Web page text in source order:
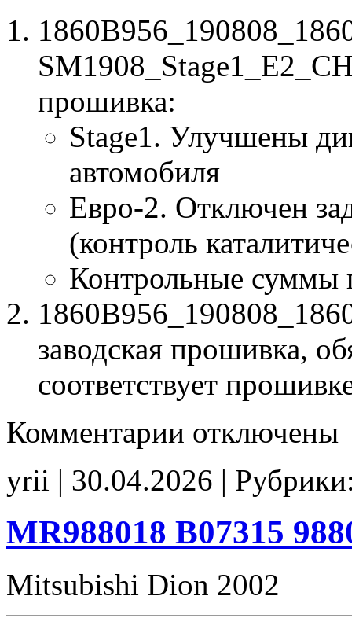
прошивка:
Stage1. Улучшены
автомобиля
Евро-2. Отключен
(контроль
Контрольные суммы
заводская прошивка,
соответствует
Комментарии записи
1860B95601-
SM1908
E2
CHK(ok)
отключены
yrii | 30.04.2026 |
MR988018 B07315
Mitsubishi Dion 2002